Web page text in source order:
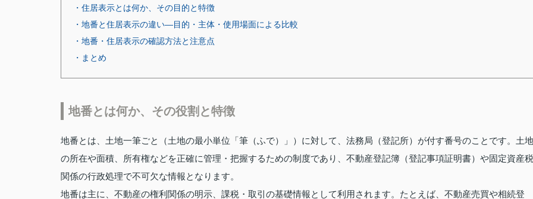
・住居表示とは何か、その目的と特徴
・地番と住居表示の違い—目的・主体・使用場面による比較
・地番・住居表示の確認方法と注意点
・まとめ
地番とは何か、その役割と特徴
地番とは、土地一筆ごと（土地の最小単位「筆（ふで）」）に対して、法務局（登記所）が付す番号のことです。土地
の所在や面積、所有権などを正確に管理・把握するための制度であり、不動産登記簿（登記事項証明書）や固定資産税
関係の行政処理で不可欠な情報となります。
地番は主に、不動産の権利関係の明示、課税・取引の基礎情報として利用されます。たとえば、不動産売買や相続登